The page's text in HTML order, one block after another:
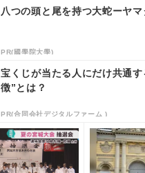
八つの頭と尾を持つ大蛇ーヤ
PR(國學院大學)
宝くじが当たる人にだけ共通
徴”とは？
PR(合同会社デジタルファーム )